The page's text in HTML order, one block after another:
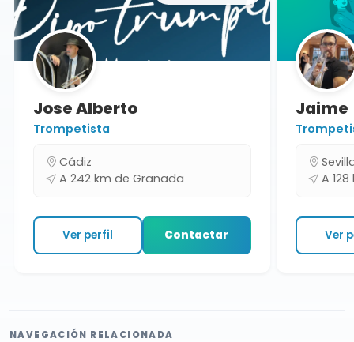
Jose Alberto
Trompetista
Cádiz
A 242 km de Granada
Ver perfil Contactar
Jaime
Sevilla
A 128
Ver
NAVEGACIÓN RELACIONADA